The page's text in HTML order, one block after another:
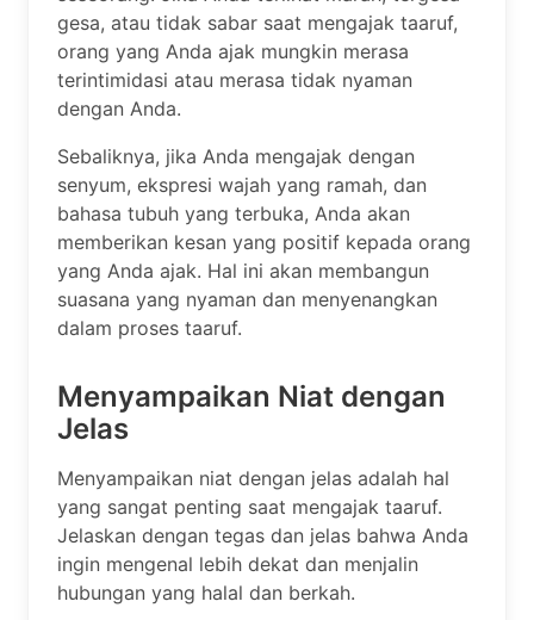
gesa, atau tidak sabar saat mengajak taaruf,
orang yang Anda ajak mungkin merasa
terintimidasi atau merasa tidak nyaman
dengan Anda.
Sebaliknya, jika Anda mengajak dengan
senyum, ekspresi wajah yang ramah, dan
bahasa tubuh yang terbuka, Anda akan
memberikan kesan yang positif kepada orang
yang Anda ajak. Hal ini akan membangun
suasana yang nyaman dan menyenangkan
dalam proses taaruf.
Menyampaikan Niat dengan
Jelas
Menyampaikan niat dengan jelas adalah hal
yang sangat penting saat mengajak taaruf.
Jelaskan dengan tegas dan jelas bahwa Anda
ingin mengenal lebih dekat dan menjalin
hubungan yang halal dan berkah.